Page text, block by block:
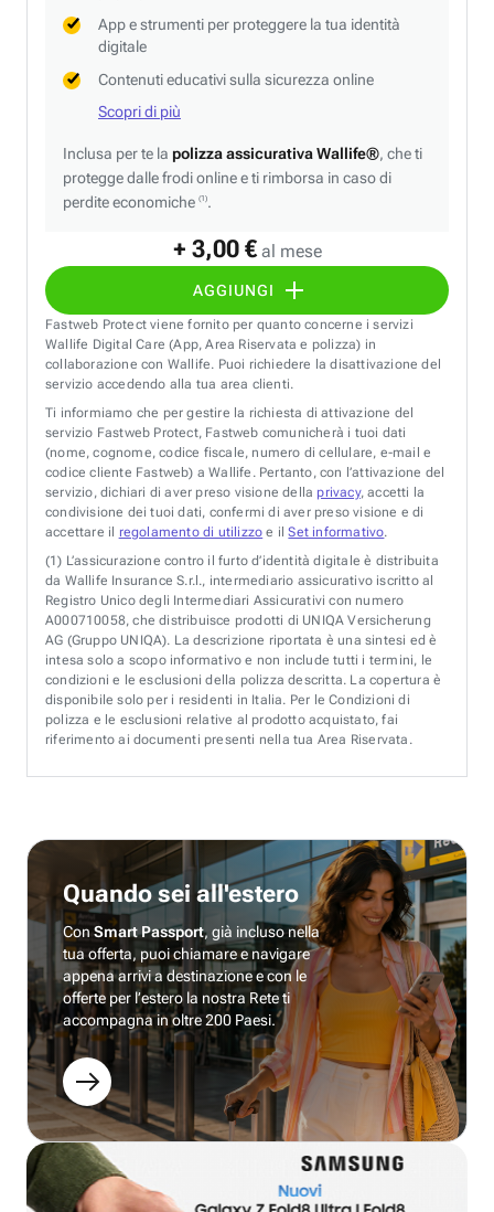
+ 3,00 € al mese
AGGIUNGI
App e strumenti per proteggere la tua identità
digitale
Contenuti educativi sulla sicurezza online
Scopri di più
Inclusa per te la polizza assicurativa Wallife®, che ti
protegge dalle frodi online e ti rimborsa in caso di
perdite economiche (1).
Fastweb Protect viene fornito per quanto concerne i servizi
Wallife Digital Care (App, Area Riservata e polizza) in
collaborazione con Wallife. Puoi richiedere la disattivazione del
servizio accedendo alla tua area clienti.
Ti informiamo che per gestire la richiesta di attivazione del
servizio Fastweb Protect, Fastweb comunicherà i tuoi dati
(nome, cognome, codice fiscale, numero di cellulare, e-mail e
codice cliente Fastweb) a Wallife. Pertanto, con l’attivazione del
servizio, dichiari di aver preso visione della privacy, accetti la
condivisione dei tuoi dati, confermi di aver preso visione e di
accettare il regolamento di utilizzo e ilSet informativo.
(1) L’assicurazione contro il furto d’identità digitale è distribuita
da Wallife Insurance S.r.l., intermediario assicurativo iscritto al
Registro Unico degli Intermediari Assicurativi con numero
A000710058, che distribuisce prodotti di UNIQA Versicherung
AG (Gruppo UNIQA). La descrizione riportata è una sintesi ed è
intesa solo a scopo informativo e non include tutti i termini, le
condizioni e le esclusioni della polizza descritta. La copertura è
disponibile solo per i residenti in Italia. Per le Condizioni di
polizza e le esclusioni relative al prodotto acquistato, fai
riferimento ai documenti presenti nella tua Area Riservata.
Quando sei all'estero
ConSmart Passport, già incluso nella
tua offerta, puoi chiamare e navigare
appena arrivi a destinazione e con le
offerte per l’estero la nostra Rete ti
accompagna in oltre 200 Paesi.